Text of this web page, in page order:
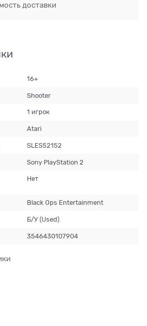
доставки
16+
Shooter
1 игрок
Atari
SLES52152
Sony PlayStation 2
Нет
Black Ops Entertainment
Б/У (Used)
3546430107904